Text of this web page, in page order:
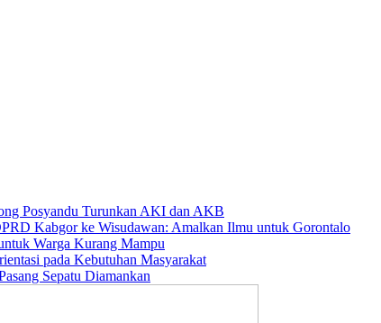
Posyandu Turunkan AKI dan AKB
Kabgor ke Wisudawan: Amalkan Ilmu untuk Gorontalo
Warga Kurang Mampu
pada Kebutuhan Masyarakat
Sepatu Diamankan